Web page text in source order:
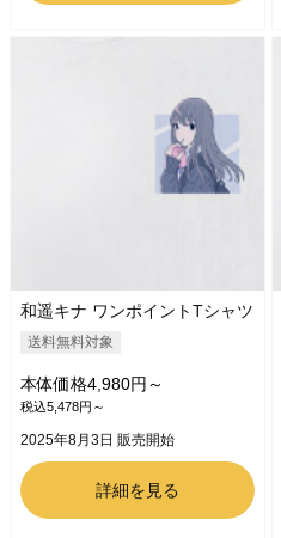
和遥キナ ワンポイントTシャツ
送料無料対象
本体価格4,980円～
税込5,478円～
2025年8月3日 販売開始
詳細を見る